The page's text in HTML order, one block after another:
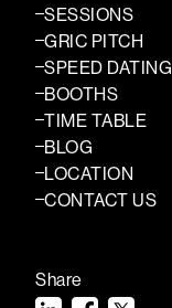
SESSIONS
GRIC PITCH
SPEED DATING
BOOTHS
TIME TABLE
BLOG
LOCATION
CONTACT US
Share